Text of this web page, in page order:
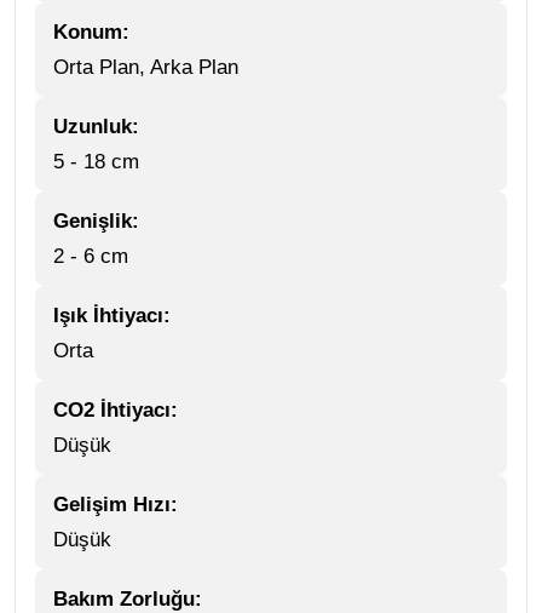
Konum:
Orta Plan, Arka Plan
Uzunluk:
5 - 18 cm
Genişlik:
2 - 6 cm
Işık İhtiyacı:
Orta
CO2 İhtiyacı:
Düşük
Gelişim Hızı:
Düşük
Bakım Zorluğu: